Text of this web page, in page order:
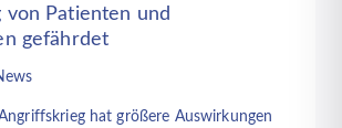
von Patienten und
gefährdet
hat größere Auswirkungen